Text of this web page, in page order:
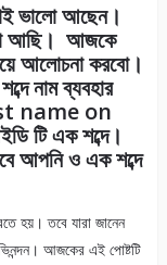
ভালো আছেন।
আছি। আজকে
আলোচনা করবো।
নাম ব্যবহার
name on
টি এক শব্দে।
আপনি ও এক শব্দে
হয়। তবে যারা জানেন
আজকের এই পোষ্টটি